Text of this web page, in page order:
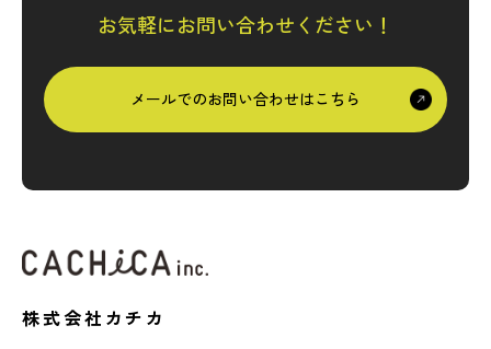
お気軽にお問い合わせください！
メールでのお問い合わせはこちら
株式会社カチカ